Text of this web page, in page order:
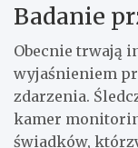
Badanie
Obecnie trwają
wyjaśnieniem
zdarzenia.
kamer
świadków,